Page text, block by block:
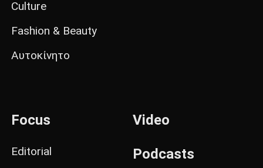
Culture
Fashion & Beauty
Αυτοκίνητο
Focus
Editorial
Video
Podcasts